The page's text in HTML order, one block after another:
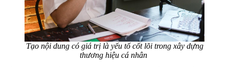
Tạo nội dung có giá trị là yếu tố cốt lõi trong xây dựng
thương hiệu cá nhân